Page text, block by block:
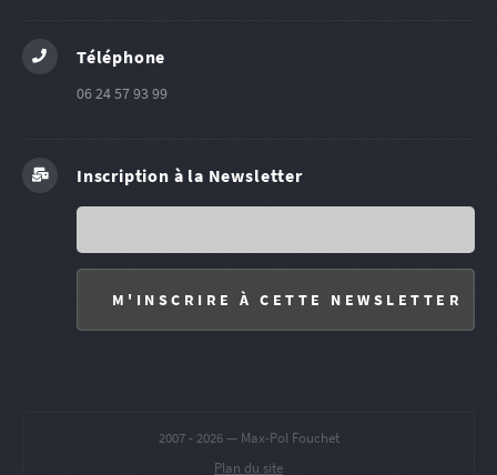
Téléphone
06 24 57 93 99
Inscription à la Newsletter
2007 - 2026 — Max-Pol Fouchet
Plan du site